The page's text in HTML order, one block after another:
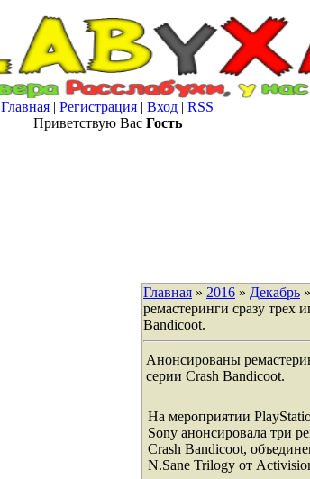
Главная | Регистрация | Вход | RSS
Приветствую Вас Гость
Главная » 2016 » Декабрь »
ремастеринги сразу трех
Bandicoot.
Анонсированы
серии Crash Bandicoot.
На мероприятии
Sony анонсировала три
Crash Bandicoot,
N.Sane Trilogy от